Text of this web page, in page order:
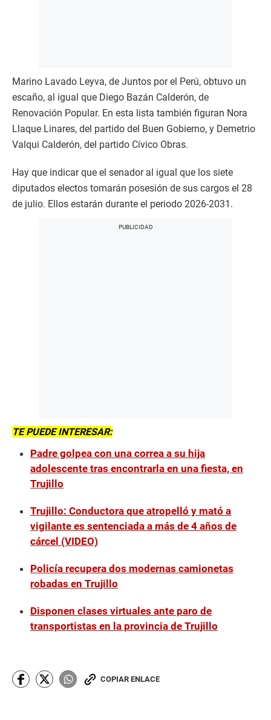
Marino Lavado Leyva, de Juntos por el Perú, obtuvo un
escaño, al igual que Diego Bazán Calderón, de
Renovación Popular. En esta lista también figuran Nora
Llaque Linares, del partido del Buen Gobierno, y Demetrio
Valqui Calderón, del partido Cívico Obras.
Hay que indicar que el senador al igual que los siete
diputados electos tomarán posesión de sus cargos el 28
de julio. Ellos estarán durante el periodo 2026-2031.
TE PUEDE INTERESAR:
Padre golpea con una correa a su hija
adolescente tras encontrarla en una fiesta, en
Trujillo
Trujillo: Conductora que atropelló y mató a
vigilante es sentenciada a más de 4 años de
cárcel (VIDEO)
Policía recupera dos modernas camionetas
robadas en Trujillo
Disponen clases virtuales ante paro de
transportistas en la provincia de Trujillo
COPIAR ENLACE